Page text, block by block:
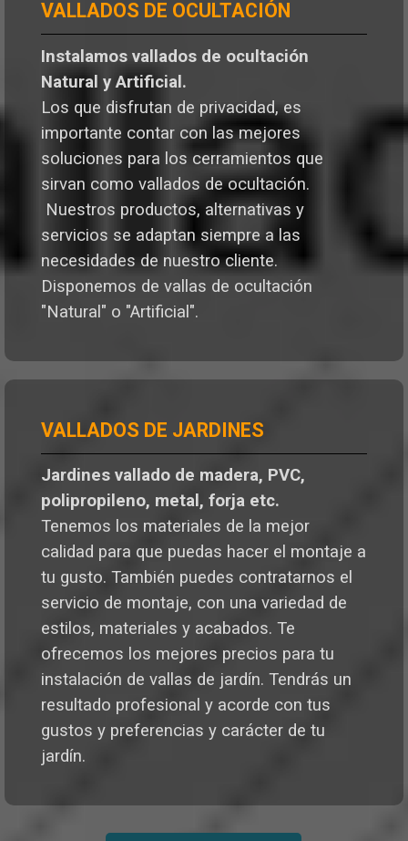
VALLADOS DE OCULTACIÓN
Instalamos vallados de ocultación
Natural y Artificial.
Los que disfrutan de privacidad, es
importante contar con las mejores
soluciones para los cerramientos que
sirvan como vallados de ocultación.
Nuestros productos, alternativas y
servicios se adaptan siempre a las
necesidades de nuestro cliente.
Disponemos de vallas de ocultación
"Natural" o "Artificial".
VALLADOS DE JARDINES
Jardines vallado de madera, PVC,
polipropileno, metal, forja etc.
Tenemos los materiales de la mejor
calidad para que puedas hacer el montaje a
tu gusto. También puedes contratarnos el
servicio de montaje, con una variedad de
estilos, materiales y acabados. Te
ofrecemos los mejores precios para tu
instalación de vallas de jardín. Tendrás un
resultado profesional y acorde con tus
gustos y preferencias y carácter de tu
jardín.